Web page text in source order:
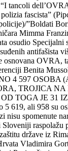
tancoli
fascista”
”Boldati
Mimma
osudio Specijalni
antifašista
osnovana OVRA,
Benita
4 597 OSOBA
TROJICA
TOGA JE 31
5 619, ali 958 su
nisu spomenute
raspolažu
države iz
Vladimira